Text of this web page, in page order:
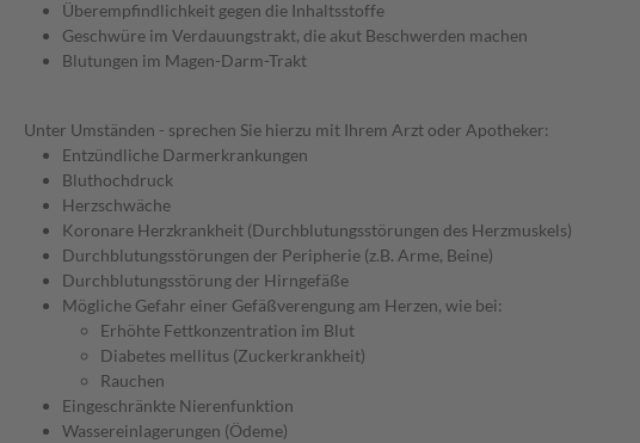
Überempfindlichkeit gegen die Inhaltsstoffe
Geschwüre im Verdauungstrakt, die akut Beschwerden machen
Blutungen im Magen-Darm-Trakt
Unter Umständen - sprechen Sie hierzu mit Ihrem Arzt oder Apotheker:
Entzündliche Darmerkrankungen
Bluthochdruck
Herzschwäche
Koronare Herzkrankheit (Durchblutungsstörungen des Herzmuskels)
Durchblutungsstörungen der Peripherie (z.B. Arme, Beine)
Durchblutungsstörung der Hirngefäße
Mögliche Gefahr einer Gefäßverengung am Herzen, wie bei:
Erhöhte Fettkonzentration im Blut
Diabetes mellitus (Zuckerkrankheit)
Rauchen
Eingeschränkte Nierenfunktion
Wassereinlagerungen (Ödeme)